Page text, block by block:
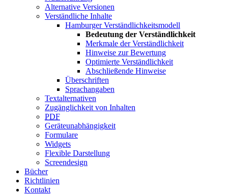
Alternative Versionen
Verständliche Inhalte
Hamburger Verständlichkeitsmodell
Bedeutung der Verständlichkeit
Merkmale der Verständlichkeit
Hinweise zur Bewertung
Optimierte Verständlichkeit
Abschließende Hinweise
Überschriften
Sprachangaben
Textalternativen
Zugänglichkeit von Inhalten
PDF
Geräteunabhängigkeit
Formulare
Widgets
Flexible Darstellung
Screendesign
Bücher
Richtlinien
Kontakt